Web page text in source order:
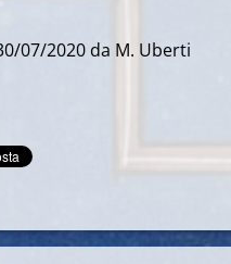
07/2020 da M. Uberti